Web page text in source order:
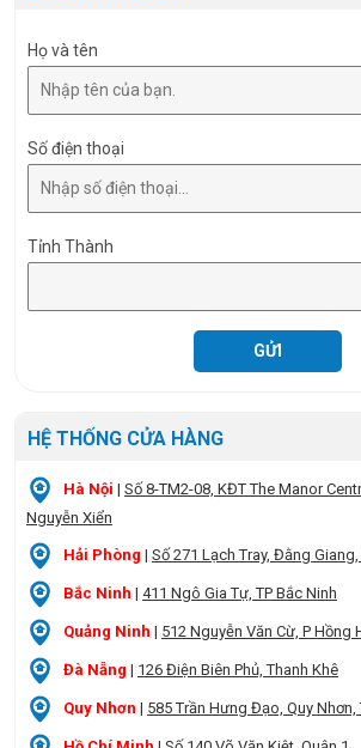
Họ và tên
Số điện thoại
Tỉnh Thành
HỆ THỐNG CỬA HÀNG
Hà Nội | Số 8-TM2-08, KĐT The Manor
Nguyễn Xiển
Hải Phòng | Số 271 Lạch Tray, Đằng
Bắc Ninh | 411 Ngô Gia Tự, TP Bắc Ninh
Quảng Ninh | 512 Nguyễn Văn Cừ, P Hồng
Đà Nẵng | 126 Điện Biên Phủ, Thanh Khê
Quy Nhơn | 585 Trần Hưng Đạo, Quy Nhơn,